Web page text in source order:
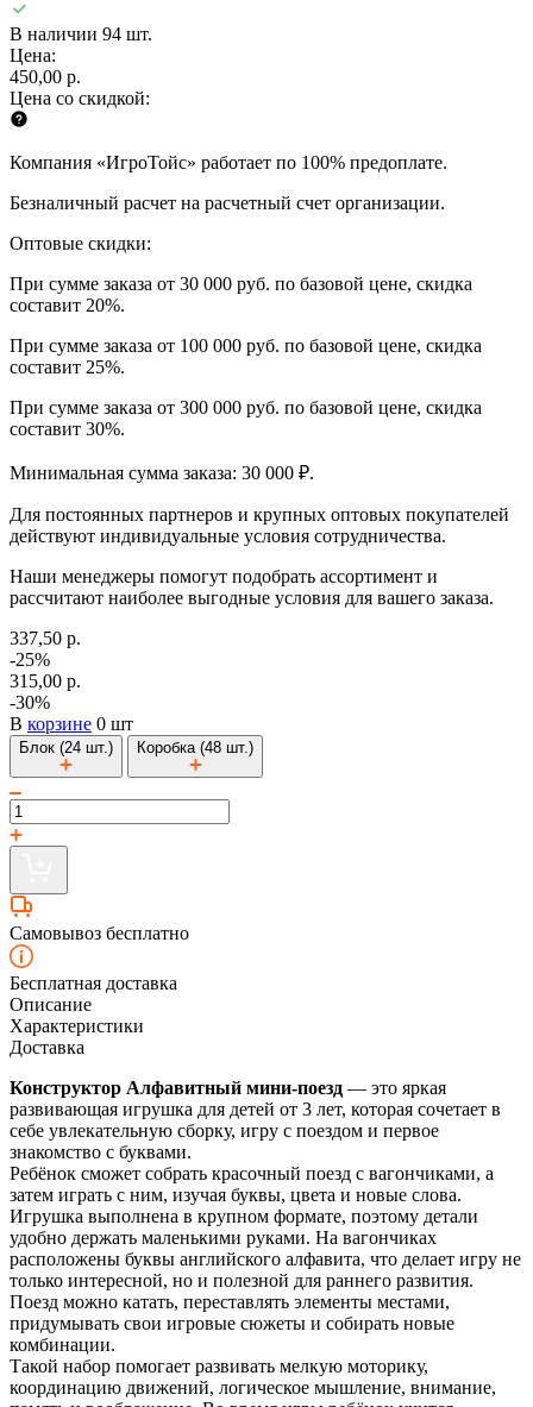
В наличии 94 шт.
Цена:
450,00 р.
Цена со скидкой:
Компания «ИгроТойс» работает по 100% предоплате.
Безналичный расчет на расчетный счет организации.
Оптовые скидки:
При сумме заказа от 30 000 руб. по базовой цене, скидка
составит 20%.
При сумме заказа от 100 000 руб. по базовой цене, скидка
составит 25%.
При сумме заказа от 300 000 руб. по базовой цене, скидка
составит 30%.
Минимальная сумма заказа: 30 000 ₽.
Для постоянных партнеров и крупных оптовых покупателей
действуют индивидуальные условия сотрудничества.
Наши менеджеры помогут подобрать ассортимент и
рассчитают наиболее выгодные условия для вашего заказа.
337,50 р.
-25%
315,00 р.
-30%
В корзине 0 шт
Блок (24 шт.) Коробка (48 шт.)
Самовывоз бесплатно
Бесплатная доставка
Описание
Характеристики
Доставка
Конструктор Алфавитный мини-поезд — это яркая
развивающая игрушка для детей от 3 лет, которая сочетает в
себе увлекательную сборку, игру с поездом и первое
знакомство с буквами.
Ребёнок сможет собрать красочный поезд с вагончиками, а
затем играть с ним, изучая буквы, цвета и новые слова.
Игрушка выполнена в крупном формате, поэтому детали
удобно держать маленькими руками. На вагончиках
расположены буквы английского алфавита, что делает игру не
только интересной, но и полезной для раннего развития.
Поезд можно катать, переставлять элементы местами,
придумывать свои игровые сюжеты и собирать новые
комбинации.
Такой набор помогает развивать мелкую моторику,
координацию движений, логическое мышление, внимание,